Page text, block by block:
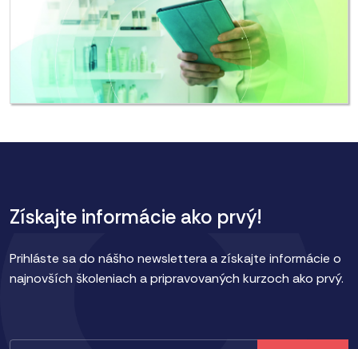
Získajte informácie ako prvý!
Prihláste sa do nášho newslettera a získajte informácie o
najnovších školeniach a pripravovaných kurzoch ako prvý.